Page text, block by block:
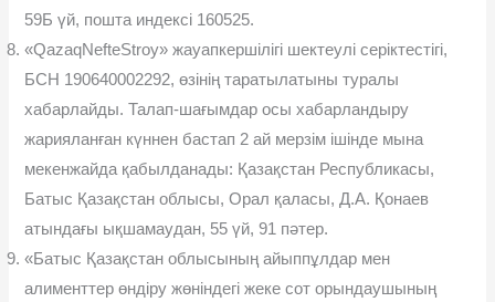
59Б үй, пошта индексі 160525.
«QazaqNefteStroy» жауапкершілігі шектеулі серіктестігі,
БСН 190640002292, өзінің таратылатыны туралы
хабарлайды. Талап-шағымдар осы хабарландыру
жарияланған күннен бастап 2 ай мерзім ішінде мына
мекенжайда қабылданады: Қазақстан Республикасы,
Батыс Қазақстан облысы, Орал қаласы, Д.А. Қонаев
атындағы ықшамаудан, 55 үй, 91 пәтер.
«Батыс Қазақстан облысының айыппұлдар мен
алименттер өндіру жөніндегі жеке сот орындаушының